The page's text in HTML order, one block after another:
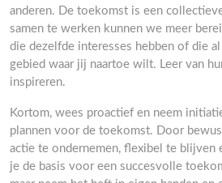
anderen. De toekomst is een
samen te werken kunnen we meer
die dezelfde interesses hebben of die
gebied waar jij naartoe wilt. Leer van
inspireren.
Kortom, wees proactief en neem
plannen voor de toekomst. Door
actie te ondernemen, flexibel te blijven
je de basis voor een succesvolle